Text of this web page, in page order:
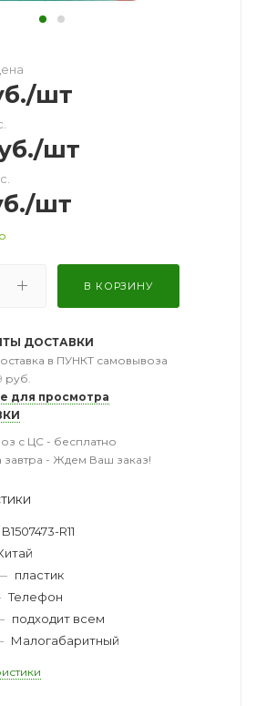
/шт
/шт
/шт
В КОРЗИНУ
ДОСТАВКИ
в ПУНКТ самовывоза
руб.
для просмотра
с ЦС - бесплатно
завтра - Ждем Ваш заказ!
B1507473-R11
пластик
Телефон
подходит всем
Малогабаритный